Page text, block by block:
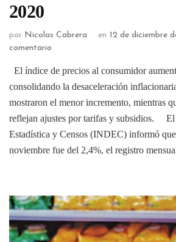
2020
por Nicolas Cabrera en 12 de diciembre
comentario
El índice de precios al consumidor
consolidando la desaceleración
mostraron el menor incremento, mientras
reflejan ajustes por tarifas y subsidios.
Estadística y Censos (INDEC) informó
noviembre fue del 2,4%, el registro